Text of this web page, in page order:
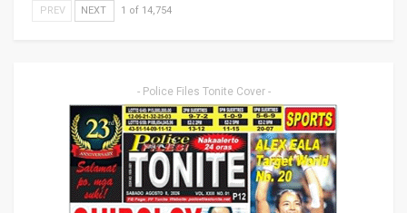
PREV NEXT 1 of 14,754
- Police Files Tonite Cover -